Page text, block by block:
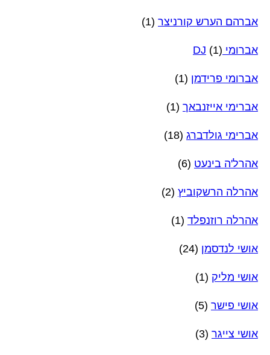
אברהם הערש קורניצר (1)
אברומי DJ (1)
אברומי פרידמן (1)
אברימי אייזנבאך (1)
אברימי גולדברג (18)
אהרל'ה בינעט (6)
אהרלה הרשקוביץ (2)
אהרלה רוזנפלד (1)
אושי לנדסמן (24)
אושי מליק (1)
אושי פישר (5)
אושי צייגר (3)